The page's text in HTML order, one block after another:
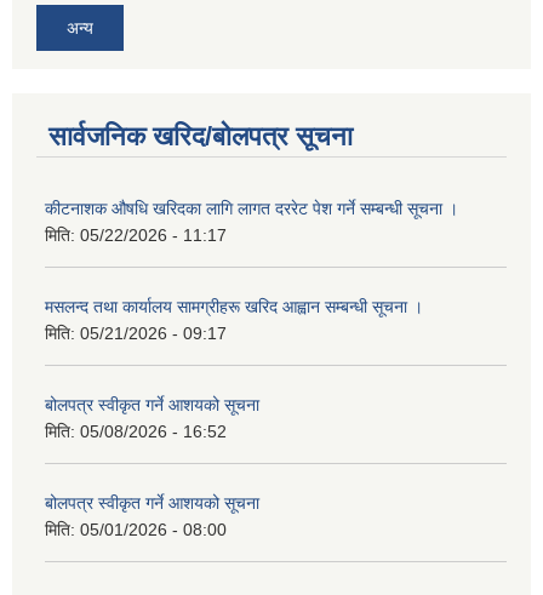
अन्य
सार्वजनिक खरिद/बोलपत्र सूचना
कीटनाशक औषधि खरिदका लागि लागत दररेट पेश गर्ने सम्बन्धी सूचना ।
मिति: 05/22/2026 - 11:17
मसलन्द तथा कार्यालय सामग्रीहरू खरिद आह्वान सम्बन्धी सूचना ।
मिति: 05/21/2026 - 09:17
बोलपत्र स्वीकृत गर्ने आशयको सूचना
मिति: 05/08/2026 - 16:52
बोलपत्र स्वीकृत गर्ने आशयको सूचना
मिति: 05/01/2026 - 08:00